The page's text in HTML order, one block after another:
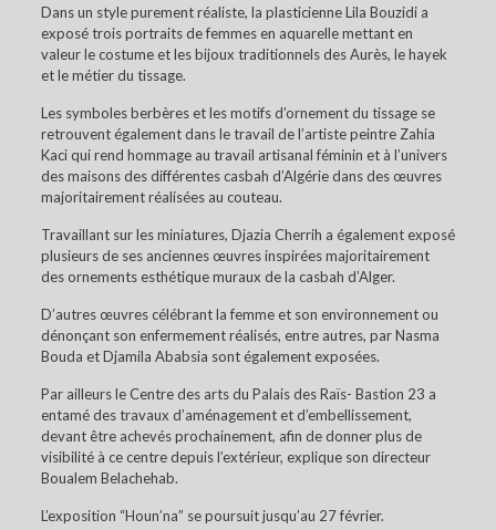
Dans un style purement réaliste, la plasticienne Lila Bouzidi a
exposé trois portraits de femmes en aquarelle mettant en
valeur le costume et les bijoux traditionnels des Aurès, le hayek
et le métier du tissage.
Les symboles berbères et les motifs d’ornement du tissage se
retrouvent également dans le travail de l’artiste peintre Zahia
Kaci qui rend hommage au travail artisanal féminin et à l’univers
des maisons des différentes casbah d’Algérie dans des œuvres
majoritairement réalisées au couteau.
Travaillant sur les miniatures, Djazia Cherrih a également exposé
plusieurs de ses anciennes œuvres inspirées majoritairement
des ornements esthétique muraux de la casbah d’Alger.
D’autres œuvres célébrant la femme et son environnement ou
dénonçant son enfermement réalisés, entre autres, par Nasma
Bouda et Djamila Ababsia sont également exposées.
Par ailleurs le Centre des arts du Palais des Raïs- Bastion 23 a
entamé des travaux d’aménagement et d’embellissement,
devant être achevés prochainement, afin de donner plus de
visibilité à ce centre depuis l’extérieur, explique son directeur
Boualem Belachehab.
L’exposition “Houn’na” se poursuit jusqu’au 27 février.